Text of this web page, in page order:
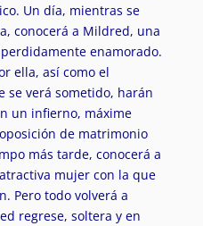
Un día, mientras se
conocerá a Mildred, una
enamorado.
ella, así como el
se verá sometido, harán
un infierno, máxime
de matrimonio
más tarde, conocerá a
mujer con la que
Pero todo volverá a
regrese, soltera y en